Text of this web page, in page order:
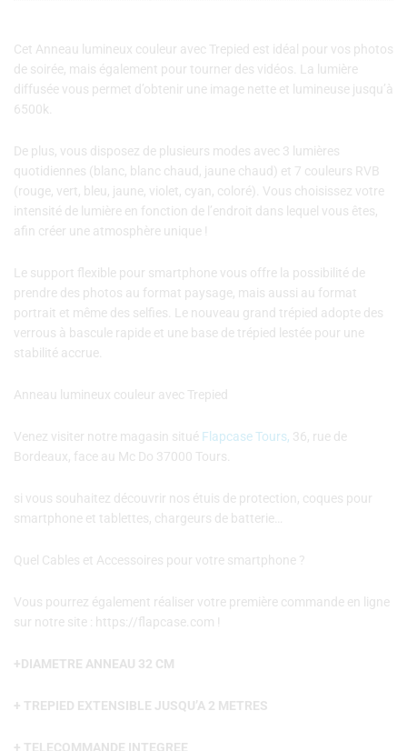
Cet Anneau lumineux couleur avec Trepied est idéal pour vos photos
de soirée, mais également pour tourner des vidéos. La lumière
diffusée vous permet d’obtenir une image nette et lumineuse jusqu’à
6500k.
De plus, vous disposez de plusieurs modes avec 3 lumières
quotidiennes (blanc, blanc chaud, jaune chaud) et 7 couleurs RVB
(rouge, vert, bleu, jaune, violet, cyan, coloré). Vous choisissez votre
intensité de lumière en fonction de l’endroit dans lequel vous êtes,
afin créer une atmosphère unique !
Le support flexible pour smartphone vous offre la possibilité de
prendre des photos au format paysage, mais aussi au format
portrait et même des selfies. Le nouveau grand trépied adopte des
verrous à bascule rapide et une base de trépied lestée pour une
stabilité accrue.
Anneau lumineux couleur avec Trepied
Venez visiter notre magasin situé Flapcase Tours, 36, rue de
Bordeaux, face au Mc Do 37000 Tours.
si vous souhaitez découvrir nos étuis de protection, coques pour
smartphone et tablettes, chargeurs de batterie…
Quel Cables et Accessoires pour votre smartphone ?
Vous pourrez également réaliser votre première commande en ligne
sur notre site : https://flapcase.com !
+DIAMETRE ANNEAU 32 CM
+ TREPIED EXTENSIBLE JUSQU’A 2 METRES
+ TELECOMMANDE INTEGREE